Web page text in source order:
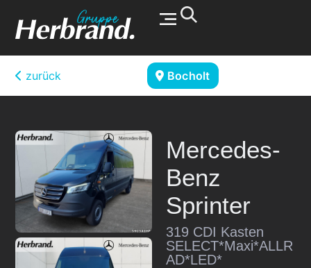
zurück Bocholt
Mercedes-
Benz
Sprinter
319 CDI Kasten
SELECT*Maxi*ALLR
AD*LED*